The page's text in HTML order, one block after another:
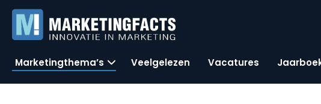
Marketingthema’s Veelgelezen Vacatures